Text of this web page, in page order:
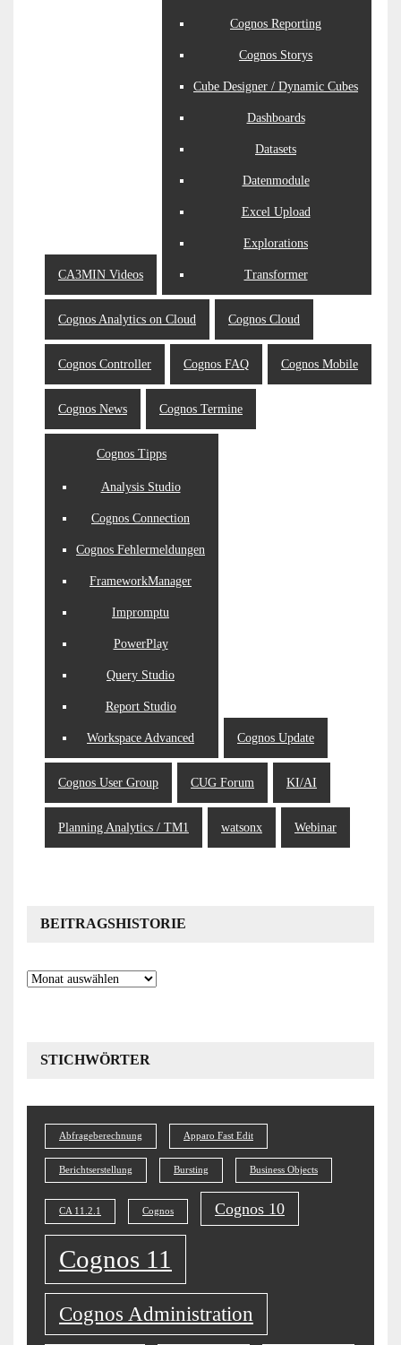
CA3MIN Videos
Cognos Reporting
Cognos Storys
Cube Designer / Dynamic Cubes
Dashboards
Datasets
Datenmodule
Excel Upload
Explorations
Transformer
Cognos Analytics on Cloud Cognos Cloud
Cognos Controller Cognos FAQ Cognos Mobile
Cognos News Cognos Termine
Cognos Tipps
Analysis Studio
Cognos Connection
Cognos Fehlermeldungen
FrameworkManager
Impromptu
PowerPlay
Query Studio
Report Studio
Workspace Advanced Cognos Update
Cognos User Group CUG Forum KI/AI
Planning Analytics / TM1 watsonx Webinar
BEITRAGSHISTORIE
Beitragshistorie
STICHWÖRTER
Abfrageberechnung Apparo Fast Edit
Berichtserstellung Bursting Business Objects
CA 11.2.1 Cognos Cognos 10
Cognos 11
Cognos Administration